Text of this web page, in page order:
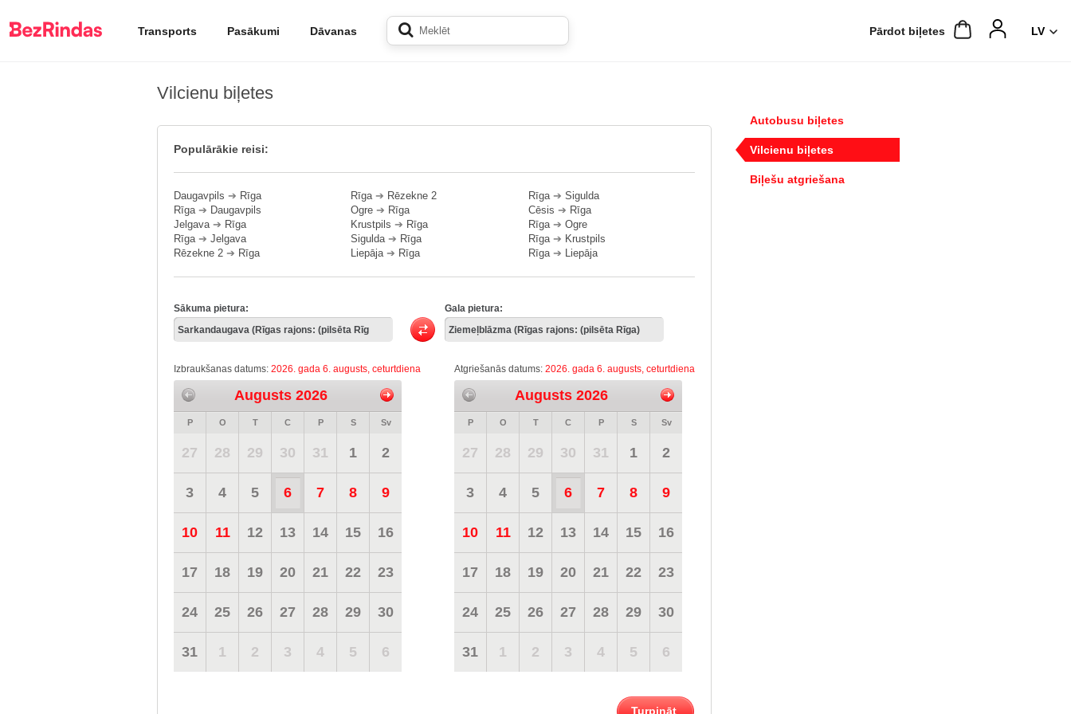
Transports Pasākumi Dāvanas Pārdot biļetes
Vilcienu biļetes
Populārākie reisi:
Daugavpils ➔ Rīga
Rīga➔ Daugavpils
Jelgava➔ Rīga
Rīga➔ Jelgava
Rēzekne 2 ➔ Rīga
Rīga➔ Rēzekne 2
Ogre ➔ Rīga
Krustpils ➔ Rīga
Sigulda➔ Rīga
Liepāja➔ Rīga
Rīga➔ Sigulda
Cēsis ➔ Rīga
Rīga➔ Ogre
Rīga➔ Krustpils
Rīga➔ Liepāja
Sākuma pietura: Gala pietura:
Izbraukšanas datums: 2026. gada 6. augusts, ceturtdiena
Augusts 2026
P O T C P S Sv
27 28 29 30 31 1 2
3 4 5 6 7 8 9
10 11 12 13 14 15 16
17 18 19 20 21 22 23
24 25 26 27 28 29 30
31 1 2 3 4 5 6
Atgriešanās datums: 2026. gada 6. augusts, ceturtdiena
Augusts 2026
P O T C P S Sv
27 28 29 30 31 1 2
3 4 5 6 7 8 9
10 11 12 13 14 15 16
17 18 19 20 21 22 23
24 25 26 27 28 29 30
31 1 2 3 4 5 6
Turpināt
Autobusu biļetes
Vilcienu biļetes
Biļešu atgriešana